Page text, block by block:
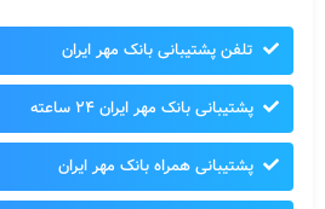
تلفن پشتیبانی بانک مهر ایران
پشتیبانی بانک مهر ایران ۲۴ ساعته
پشتیبانی همراه بانک مهر ایران